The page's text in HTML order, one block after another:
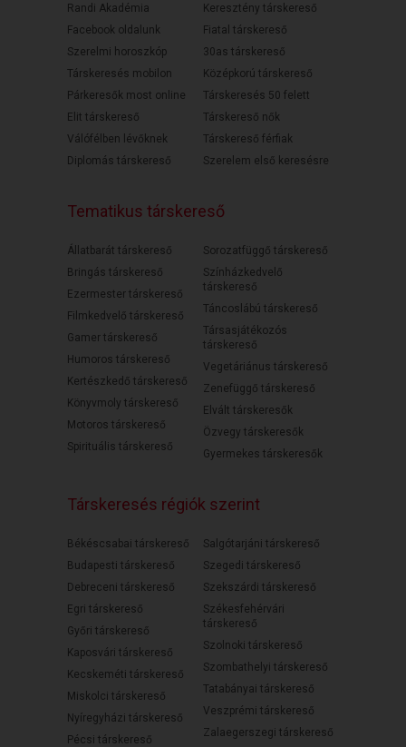
Randi Akadémia
Facebook oldalunk
Szerelmi horoszkóp
Társkeresés mobilon
Párkeresők most online
Elit társkereső
Válófélben lévőknek
Diplomás társkereső
Keresztény társkereső
Fiatal társkereső
30as társkereső
Középkorú társkereső
Társkeresés 50 felett
Társkereső nők
Társkereső férfiak
Szerelem első keresésre
Tematikus társkereső
Állatbarát társkereső
Bringás társkereső
Ezermester társkereső
Filmkedvelő társkereső
Gamer társkereső
Humoros társkereső
Kertészkedő társkereső
Könyvmoly társkereső
Motoros társkereső
Spirituális társkereső
Sorozatfüggő társkereső
Színházkedvelő
társkereső
Táncoslábú társkereső
Társasjátékozós
társkereső
Vegetáriánus társkereső
Zenefüggő társkereső
Elvált társkeresők
Özvegy társkeresők
Gyermekes társkeresők
Társkeresés régiók szerint
Békéscsabai társkereső
Budapesti társkereső
Debreceni társkereső
Egri társkereső
Győri társkereső
Kaposvári társkereső
Kecskeméti társkereső
Miskolci társkereső
Nyíregyházi társkereső
Pécsi társkereső
Salgótarjáni társkereső
Szegedi társkereső
Szekszárdi társkereső
Székesfehérvári
társkereső
Szolnoki társkereső
Szombathelyi társkereső
Tatabányai társkereső
Veszprémi társkereső
Zalaegerszegi társkereső